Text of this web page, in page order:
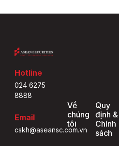
Hotline
024 6275
8888
Email
cskh@aseansc.com.vn
Về
chúng
tôi
Quy
định &
Chính
sách